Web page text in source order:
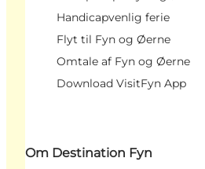
Handicapvenlig ferie
Flyt til Fyn og Øerne
Omtale af Fyn og Øerne
Download VisitFyn App
Om Destination Fyn